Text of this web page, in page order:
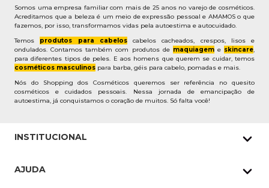
Somos uma empresa familiar com mais de 25 anos no varejo de cosméticos.
Acreditamos que a beleza é um meio de expressão pessoal e AMAMOS o que
fazemos, por isso, transformamos vidas pela autoestima e autocuidado.
Temos produtos para cabeloscabelos cacheados, crespos, lisos e
ondulados. Contamos também com produtos de maquiageme skincare,
para diferentes tipos de peles. E aos homens que querem se cuidar, temos
cosméticos masculinos para barba, géis para cabelo, pomadas e mais.
Nós do Shopping dos Cosméticos queremos ser referência no quesito
cosméticos e cuidados pessoais. Nessa jornada de emancipação de
autoestima, já conquistamos o coração de muitos. Só falta você!
INSTITUCIONAL
AJUDA